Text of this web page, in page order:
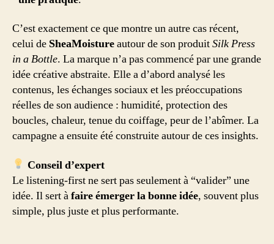
C’est exactement ce que montre un autre cas récent,
celui de SheaMoistureautour de son produitSilk Press
in a Bottle. La marque n’a pas commencé par une grande
idée créative abstraite. Elle a d’abord analysé les
contenus, les échanges sociaux et les préoccupations
réelles de son audience : humidité, protection des
boucles, chaleur, tenue du coiffage, peur de l’abîmer. La
campagne a ensuite été construite autour de ces insights.
Conseil d’expert
Le listening-first ne sert pas seulement à “valider” une
idée. Il sert àfaire émerger la bonne idée, souvent plus
simple, plus juste et plus performante.